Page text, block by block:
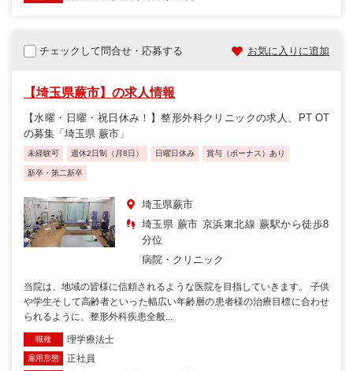
チェックして問合せ・応募する お気に入りに追加
【埼玉県蕨市】の求人情報
【水曜・日曜・祝日休み！】整形外科クリニックの求人、PT OT
の募集「埼玉県 蕨市」
未経験可 週休2日制（月8日） 日曜日休み 賞与（ボーナス）あり
新卒・第二新卒
埼玉県蕨市
埼玉県 蕨市 京浜東北線 蕨駅から徒歩8
分位
病院・クリニック
当院は、地域の皆様に信頼されるような医院を目指していきます。 子供
や学生そして高齢者といった幅広い年齢層の患者様の治療目標に合わせ
られるように、整形外科疾患全般...
職種 理学療法士
雇用形態 正社員